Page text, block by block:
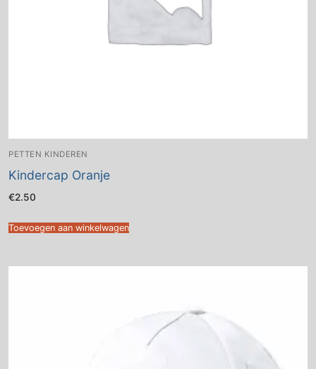
PETTEN KINDEREN
Kindercap Oranje
€2.50
Toevoegen aan winkelwagen